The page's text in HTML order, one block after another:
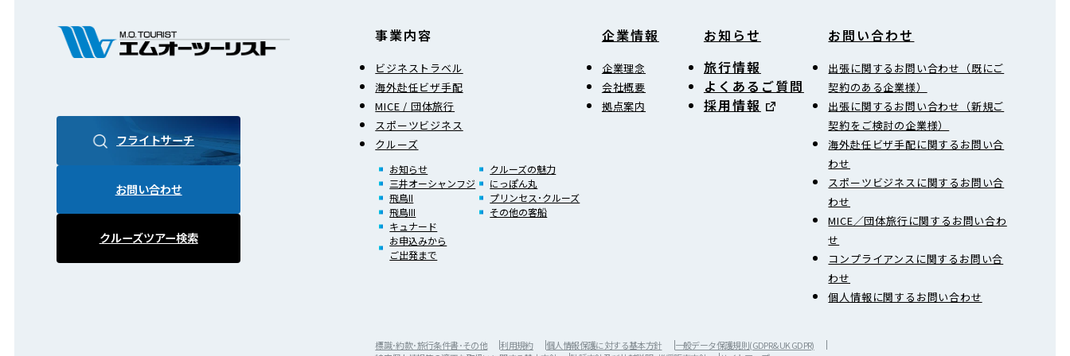
フライトサーチ
お問い合わせ
クルーズツアー検索
事業内容
ビジネストラベル
海外赴任ビザ手配
MICE / 団体旅行
スポーツビジネス
クルーズ
お知らせ
三井オーシャンフジ
飛鳥II
飛鳥III
キュナード
お申込みから
ご出発まで
クルーズの魅力
にっぽん丸
プリンセス･クルーズ
その他の客船
企業情報
企業理念
会社概要
拠点案内
お知らせ
旅行情報
よくあるご質問
採用情報
お問い合わせ
出張に関するお問い合わせ（既にご
契約のある企業様）
出張に関するお問い合わせ（新規ご
契約をご検討の企業様）
海外赴任ビザ手配に関するお問い合
わせ
スポーツビジネスに関するお問い合
わせ
MICE／団体旅行に関するお問い合わ
せ
コンプライアンスに関するお問い合
わせ
個人情報に関するお問い合わせ
標識･約款･旅行条件書･その他 利用規約 個人情報保護に対する基本方針
一般データ保護規則(GDPR&UK GDPR)